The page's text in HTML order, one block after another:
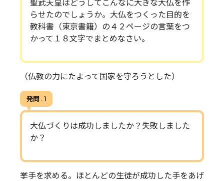
聖武天皇はどうしてこんなに大きな大仏を作
らせたのでしょうか。大仏をつくった目的を
教科書（東京書籍）の４２ページの言葉をつ
かって１８文字でまとめなさい。
（仏教の力にたよって国家を守ろうとした）
発問 . 1
大仏づくりは成功しましたか？失敗しました
か？
挙手を求める。ほとんどの生徒が成功した手をあげ